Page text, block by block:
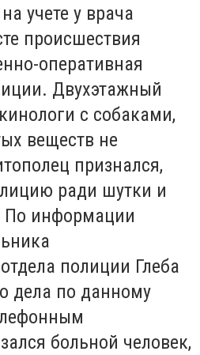
учете у врача
происшествия
оперативная
Двухэтажный
с собаками,
веществ не
признался,
ради шутки и
По информации
полиции Глеба
дела по данному
больной человек,